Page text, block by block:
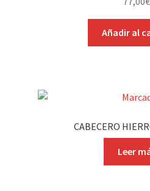
Añadir al
CABECERO
Leer